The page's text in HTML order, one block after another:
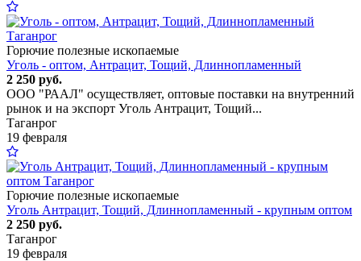
Горючие полезные ископаемые
Уголь - оптом, Антрацит, Тощий, Длиннопламенный
2 250 руб.
ООО "РААЛ" осуществляет, оптовые поставки на внутренний
рынок и на экспорт Уголь Антрацит, Тощий...
Таганрог
19 февраля
Горючие полезные ископаемые
Уголь Антрацит, Тощий, Длиннопламенный - крупным оптом
2 250 руб.
Таганрог
19 февраля